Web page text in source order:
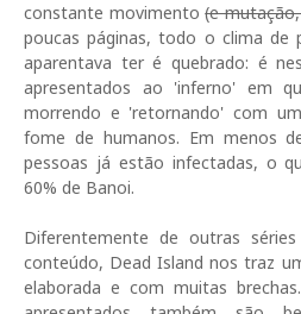
constante movimento(e
poucas páginas, todo o clima de
aparentava ter é quebrado: é
apresentados ao 'inferno' em
morrendo e 'retornando' com
fome de humanos. Em menos
pessoas já estão infectadas, o
60% de Banoi.
Diferentemente de outras
conteúdo, Dead Island nos traz
elaborada e com muitas